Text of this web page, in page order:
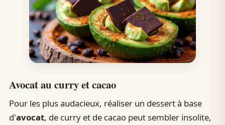
Avocat au curry et cacao
Pour les plus audacieux, réaliser un dessert à base
d'avocat, de curry et de cacao peut sembler insolite,